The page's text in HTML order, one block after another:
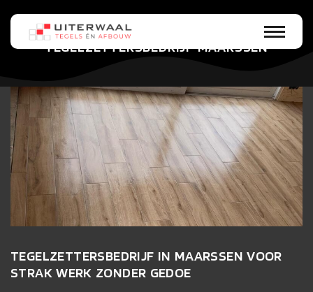
TEGELZETTERSBEDRIJF MAARSSEN
TEGELZETTERSBEDRIJF IN MAARSSEN VOOR
STRAK WERK ZONDER GEDOE